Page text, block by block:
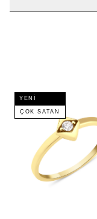
YENI
ÇOK SATAN